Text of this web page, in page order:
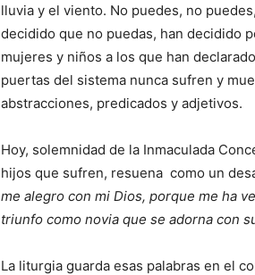
lluvia y el viento. No puedes, no
decidido que no puedas, han decidido
mujeres y niños a los que han
puertas del sistema nunca sufren y
abstracciones, predicados y adjetivos.
Hoy, solemnidad de la Inmaculada
hijos que sufren, resuena como un
me alegro con mi Dios, porque me ha
triunfo como novia que se adorna con
La liturgia guarda esas palabras en el